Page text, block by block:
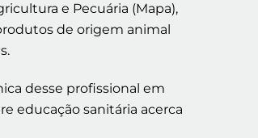
e Pecuária (Mapa),
de origem animal
desse profissional em
educação sanitária acerca